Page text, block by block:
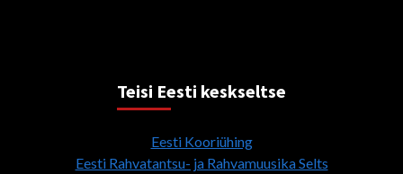
Teisi Eesti keskseltse
Eesti Kooriühing
Eesti Rahvatantsu- ja Rahvamuusika Selts